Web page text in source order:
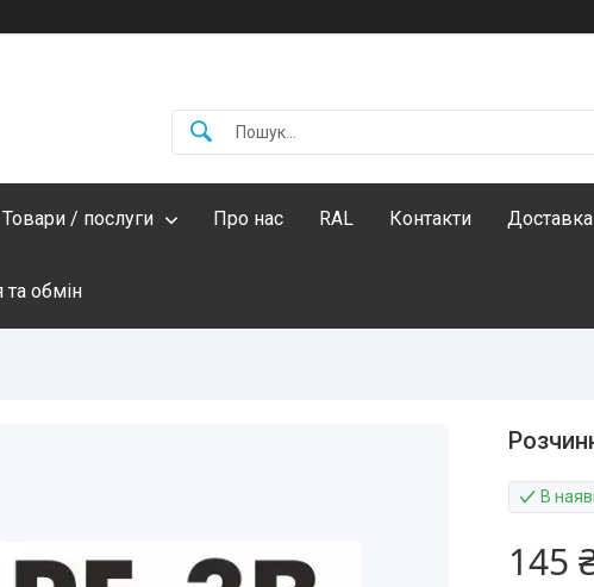
Товари / послуги Про нас RAL Контакти Доставка
обмін
В
145